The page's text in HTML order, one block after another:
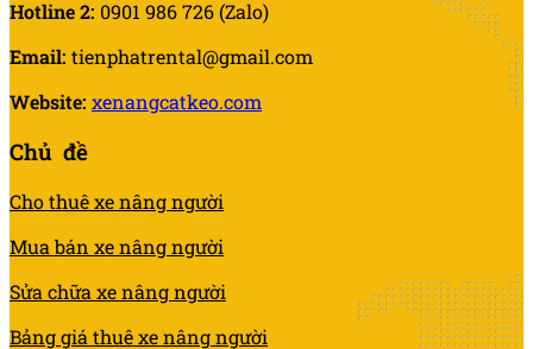
Hotline 2: 0901 986 726 (Zalo)
Email: tienphatrental@gmail.com
Website: xenangcatkeo.com
Chủ đề
Cho thuê xe nâng người
Mua bán xe nâng người
Sửa chữa xe nâng người
Bảng giá thuê xe nâng người